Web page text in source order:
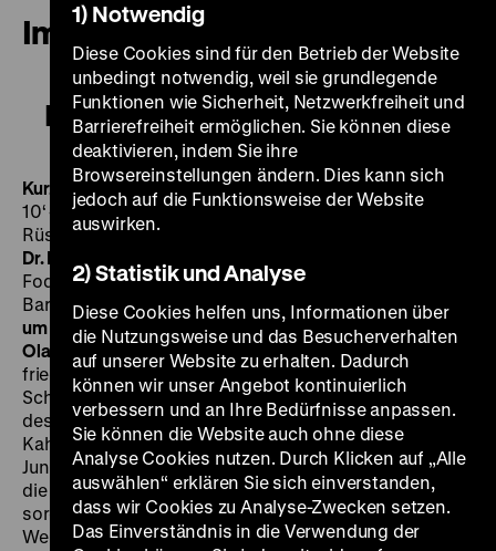
Im Stahlnetz des Dr. Mabuse
Im Stahlnetz des Dr. Mabuse
Kurzportrait einer Landschaft BRD 1964, R: Pitt Koch,
10‘· 35 mm KahlBRD 1961, R: Haro Senft, B: Dieter
Rüsse, K: Heinz Furchner, 13‘
Dr. Mabuse
Fodor, Marc Behm, K: Karl Löb, D: Gert Fröbe, Lex
Barker, Daliah Lavi, Fausto Tozzi, 89‘· 35 mm SA 25.03.
um 21 Uhr + FR 31.03. um 21 Uhr · Einführung am 25.03.:
Olaf Möller Am 1. Januar 1960 trat das Gesetz über die
friedliche Verwendung der Kernenergie und den
Schutz gegen ihre Gefahren in Kraft. Am 13. November
desselben Jahres wurde das Versuchsatomkraftwerk
Kahl in Betrieb genommen, welches aber erst am 17.
Juni 1961 ans Netz ging. Es waren strahlende Jahre für
die Bundesrepublik, und der Junge Deutsche Film
sorgte dafür, dass deren Schritt ins atomare Morgen
Weltklasse aussah: Haro SenftsKahl– die kürzere
1) Notwendig
Diese Cookies sind für den Betrieb der Website
unbedingt notwendig, weil sie grundlegende
Funktionen wie Sicherheit, Netzwerkfreiheit und
Barrierefreiheit ermöglichen. Sie können diese
deaktivieren, indem Sie ihre
Browsereinstellungen ändern. Dies kann sich
jedoch auf die Funktionsweise der Website
auswirken.
2) Statistik und Analyse
Diese Cookies helfen uns, Informationen über
die Nutzungsweise und das Besucherverhalten
auf unserer Website zu erhalten. Dadurch
können wir unser Angebot kontinuierlich
verbessern und an Ihre Bedürfnisse anpassen.
Sie können die Website auch ohne diese
Analyse Cookies nutzen. Durch Klicken auf „Alle
auswählen“ erklären Sie sich einverstanden,
dass wir Cookies zu Analyse-Zwecken setzen.
Das Einverständnis in die Verwendung der